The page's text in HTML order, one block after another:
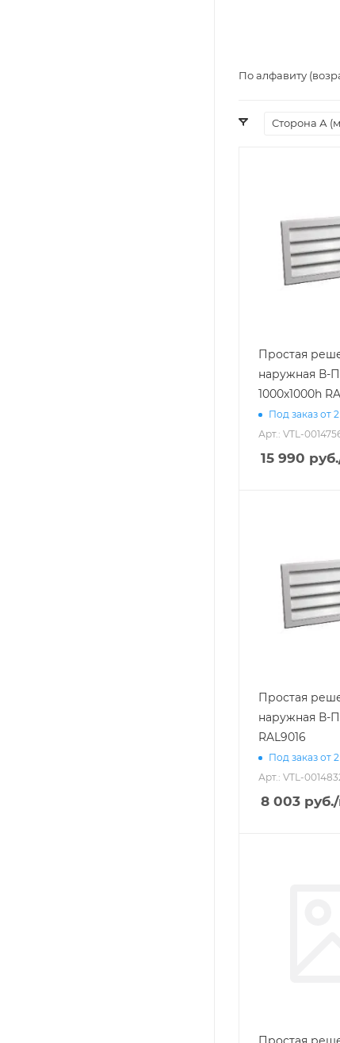
По алфавиту
Сторона А
Простая
наружная В-
1000х1000h
Под заказ от
Арт.: VTL-
15 990 руб.
Простая
наружная В-
RAL9016
Под заказ от
Арт.: VTL-
8 003 руб.